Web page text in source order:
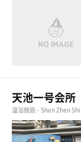
天池一号会所
温浴施設 - Shen Zhen Shi